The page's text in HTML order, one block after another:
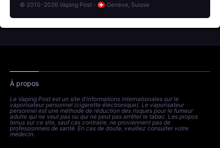
© 2010-2026 Vaping Post - Genève, Suisse
À propos
Le Vaping Post est un site d'informations internationales sur le
vaporisateur personnel (cigarette électronique). Le vaporisateur
personnel est une méthode de réduction des risques pour le fumeur
adulte qui ne veut pas ou qui ne peut pas arrêter le tabac. Les propos
tenus sur ce site, sauf cas contraire, ne proviennent pas de
professionnels de santé. En cas de doute, veuillez consulter votre
médecin.